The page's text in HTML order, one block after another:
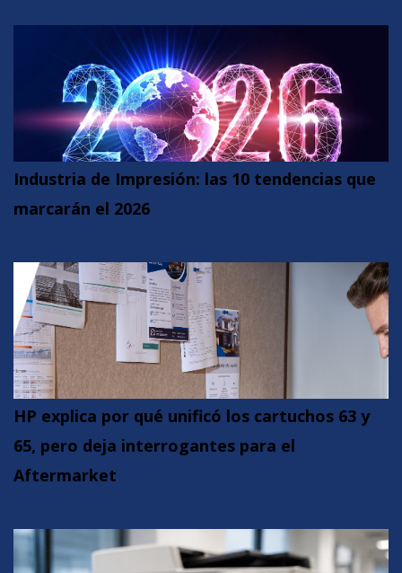
Industria de Impresión: las 10 tendencias que
marcarán el 2026
HP explica por qué unificó los cartuchos 63 y
65, pero deja interrogantes para el
Aftermarket